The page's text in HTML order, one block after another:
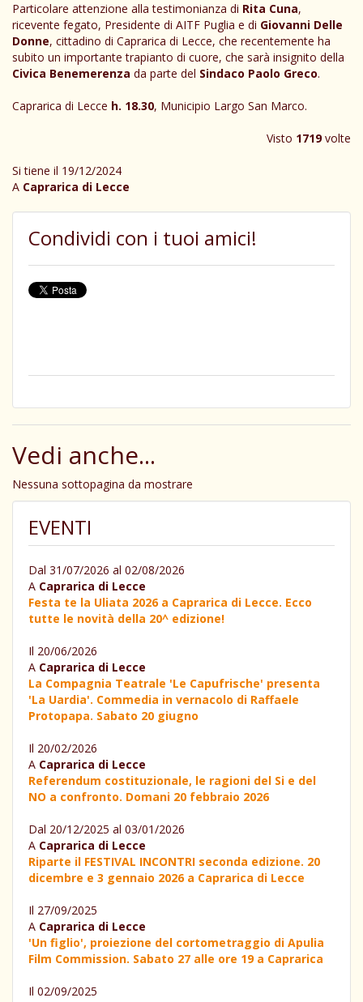
Particolare attenzione alla testimonianza di Rita Cuna,
ricevente fegato, Presidente di AITF Puglia e di Giovanni Delle
Donne, cittadino di Caprarica di Lecce, che recentemente ha
subito un importante trapianto di cuore, che sarà insignito della
Civica Benemerenza da parte del Sindaco Paolo Greco.
Caprarica di Lecce h. 18.30, Municipio Largo San Marco.
Visto 1719volte
Si tiene il 19/12/2024
A Caprarica di Lecce
Condividi con i tuoi amici!
Vedi anche...
Nessuna sottopagina da mostrare
EVENTI
Dal 31/07/2026 al 02/08/2026
A Caprarica di Lecce
Festa te la Uliata 2026 a Caprarica di Lecce. Ecco
tutte le novità della 20^ edizione!
Il 20/06/2026
A Caprarica di Lecce
La Compagnia Teatrale 'Le Capufrische' presenta
'La Uardia'. Commedia in vernacolo di Raffaele
Protopapa. Sabato 20 giugno
Il 20/02/2026
A Caprarica di Lecce
Referendum costituzionale, le ragioni del Si e del
NO a confronto. Domani 20 febbraio 2026
Dal 20/12/2025 al 03/01/2026
A Caprarica di Lecce
Riparte il FESTIVAL INCONTRI seconda edizione. 20
dicembre e 3 gennaio 2026 a Caprarica di Lecce
Il 27/09/2025
A Caprarica di Lecce
'Un figlio', proiezione del cortometraggio di Apulia
Film Commission. Sabato 27 alle ore 19 a Caprarica
Il 02/09/2025